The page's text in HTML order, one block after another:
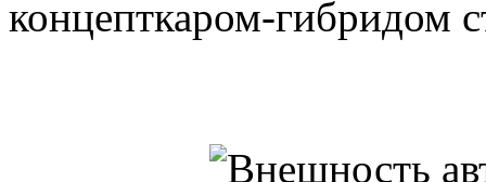
концепткаром-гибридом